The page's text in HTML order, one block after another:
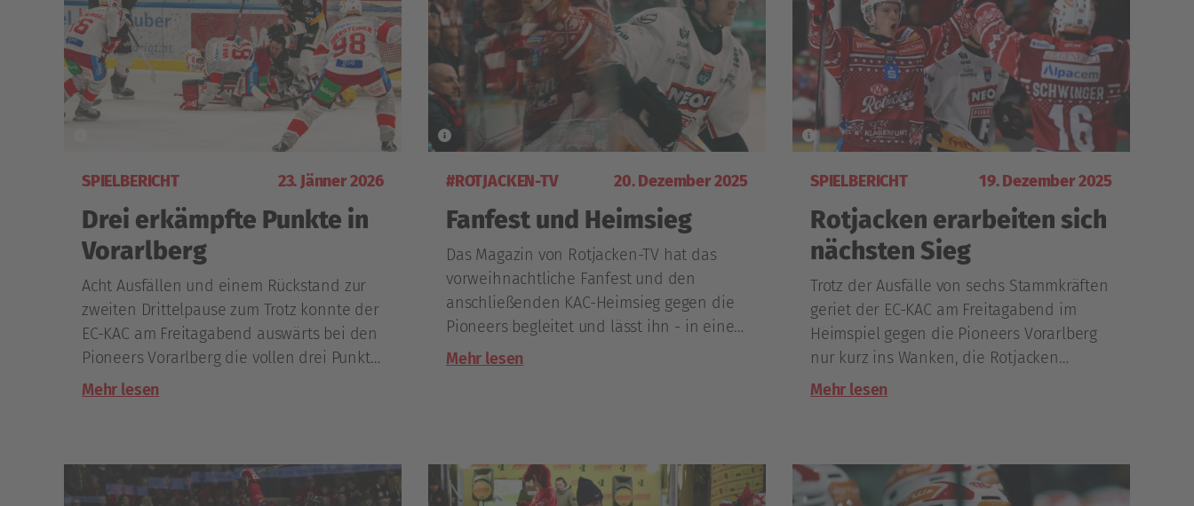
SPIELBERICHT 23. Jänner 2026
Drei erkämpfte Punkte in
Vorarlberg
Acht Ausfällen und einem Rückstand zur
zweiten Drittelpause zum Trotz konnte der
EC-KAC am Freitagabend auswärts bei den
Pioneers Vorarlberg die vollen drei Punkte
einfahren, die Rotjacken siegten mit 5:4.
Mehr lesen
#ROTJACKEN-TV 20. Dezember 2025
Fanfest und Heimsieg
Das Magazin von Rotjacken-TV hat das
vorweihnachtliche Fanfest und den
anschließenden KAC-Heimsieg gegen die
Pioneers begleitet und lässt ihn - in einer
knapp länger als zehnminütigen Ausgabe -
Mehr lesen
SPIELBERICHT 19. Dezember 2025
Rotjacken erarbeiten sich
nächsten Sieg
Trotz der Ausfälle von sechs Stammkräften
geriet der EC-KAC am Freitagabend im
Heimspiel gegen die Pioneers Vorarlberg
nur kurz ins Wanken, die Rotjacken
siegten letztlich mit 5:2.
Mehr lesen